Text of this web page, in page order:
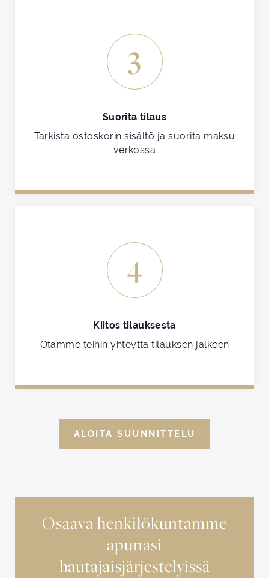
3
Suorita tilaus
Tarkista ostoskorin sisältö ja suorita maksu
verkossa
4
Kiitos tilauksesta
Otamme teihin yhteyttä tilauksen jälkeen
ALOITA SUUNNITTELU
Osaava henkilökuntamme
apunasi
hautajaisjärjestelyissä